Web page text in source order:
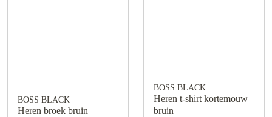
BOSS BLACK
Heren broek bruin
BOSS BLACK
Heren t-shirt kortemouw
bruin